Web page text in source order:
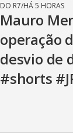
DO R7/HÁ 5 HORAS
Mauro
operação
desvio de
#shorts